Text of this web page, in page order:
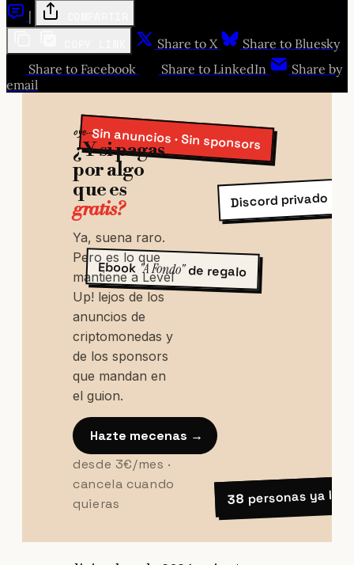
|
Share to X
Share to Bluesky
Share to Facebook
Share to LinkedIn
Share by
email
oye…
¿Y si pagas
por algo
que es
gratis?
Ya, suena raro.
Pero es lo que
mantiene a Level
Up! lejos de los
anuncios de
criptomonedas y
de los sponsors
que mandan en
el guion.
Hazte mecenas →
desde 3€/mes ·
cancela cuando
quieras
Sin anuncios · Sin sponsors
Discord privado
Ebook"A Fondo"de regalo
38 personas ya lo